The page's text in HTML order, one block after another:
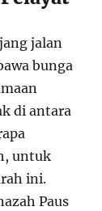
jalan
bunga
di antara
untuk
ini.
Paus